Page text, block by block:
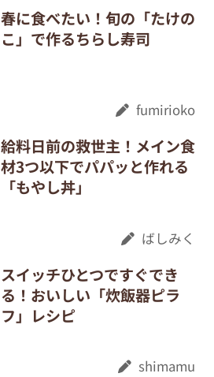
春に食べたい！旬の「たけの
こ」で作るちらし寿司
fumirioko
給料日前の救世主！メイン食
材3つ以下でパパッと作れる
「もやし丼」
ばしみく
スイッチひとつですぐでき
る！おいしい「炊飯器ピラ
フ」レシピ
shimamu